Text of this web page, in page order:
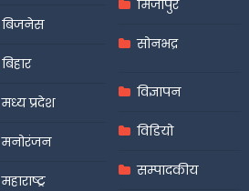
बिजनेस
बिहार
मध्य प्रदेश
मनोरंजन
महाराष्ट्र
मिर्जापुर
सोनभद्र
विज्ञापन
विडियो
सम्पादकीय